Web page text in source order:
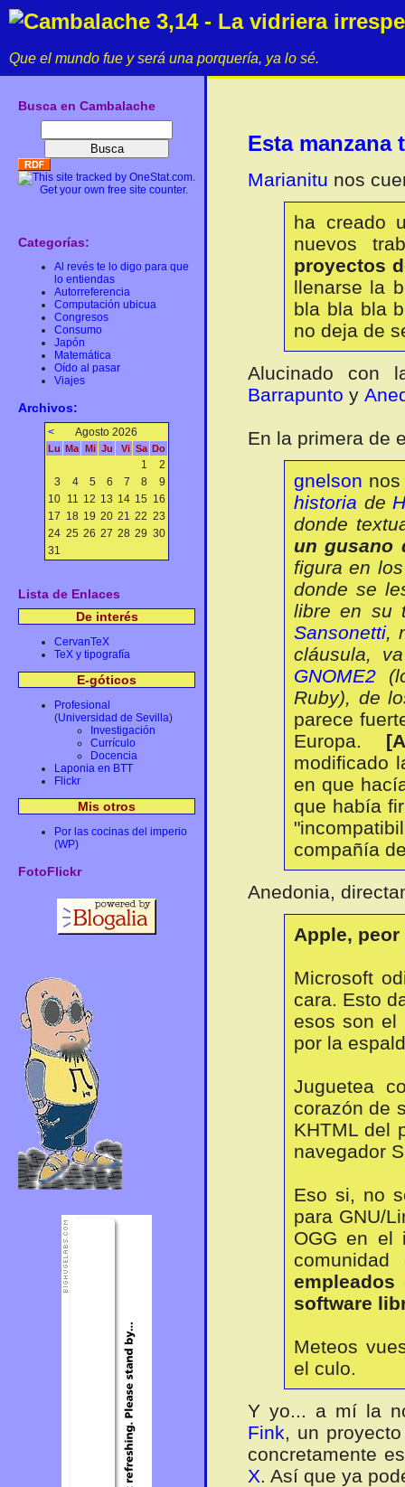
Cambalache 3,14 - La vidriera
Que el mundo fue y será una porquería, ya lo sé.
Esta manzana
Marianitu nos
ha creado
nuevos
proyectos
llenarse la
bla bla bla
no deja de
Alucinado
Barrapunto y
En la primera de
gnelson
historia de
donde
un gusano
figura en
donde se
libre en su
Sansonetti,
cláusula,
GNOME2
Ruby), de
parece
Europa.
modificado
en que
que había
compañía
Anedonia,
Apple,
Microsoft
cara. Esto
esos son el
por la
Juguetea
corazón de
KHTML del
navegador
Eso si, no
para GNU/
OGG en el
software
Meteos
el culo.
Y yo... a mí la
Fink, un
concretamente
X. Así que ya
Busca en Cambalache
Categorías:
Al revés te lo digo para que
lo entiendas
Autorreferencia
Computación ubicua
Congresos
Consumo
Japón
Matemática
Oído al pasar
Viajes
Archivos:
< Agosto 2026
Lu Ma Mi Ju Vi Sa Do
1
2
3
4 5 6 7 8
9
10 11 12 13 14 15 16
17 18 19 20 21 22 23
24 25 26 27 28 29 30
31
Lista de Enlaces
De interés
CervanTeX
TeX y tipografía
E-góticos
Profesional
(Universidad de Sevilla)
Investigación
Currículo
Docencia
Laponia en BTT
Flickr
Mis otros
Por las cocinas del imperio
(WP)
FotoFlickr